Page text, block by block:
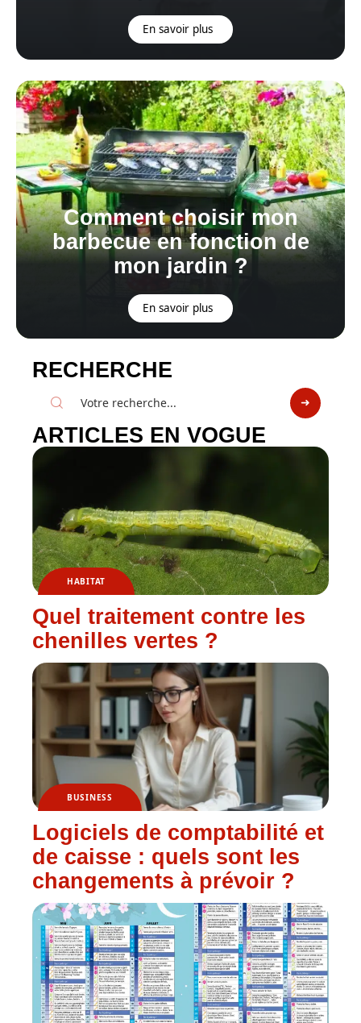
En savoir plus
Comment choisir mon
barbecue en fonction de
mon jardin ?
En savoir plus
RECHERCHE
ARTICLES EN VOGUE
HABITAT
Quel traitement contre les
chenilles vertes ?
BUSINESS
Logiciels de comptabilité et
de caisse : quels sont les
changements à prévoir ?